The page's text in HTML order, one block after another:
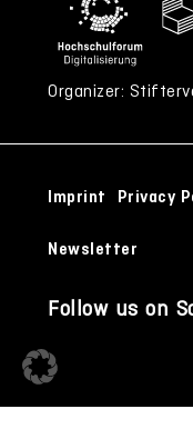
Organizer:
Imprint Privacy
Newsletter
Follow us on